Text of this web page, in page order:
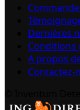
Dernières
Conditions
A propos
Contactez-